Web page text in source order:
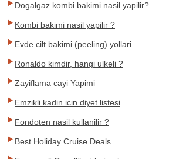
Dogalgaz kombi bakimi nasil yapilir?
Kombi bakimi nasil yapilir ?
Evde cilt bakimi (peeling) yollari
Ronaldo kimdir, hangi ulkeli ?
Zayiflama cayi Yapimi
Emzikli kadin icin diyet listesi
Fondoten nasil kullanilir ?
Best Holiday Cruise Deals